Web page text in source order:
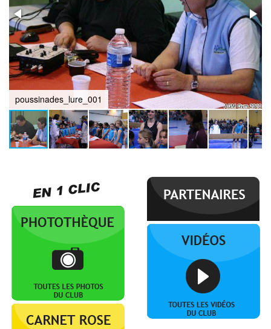
poussinades_lure_001